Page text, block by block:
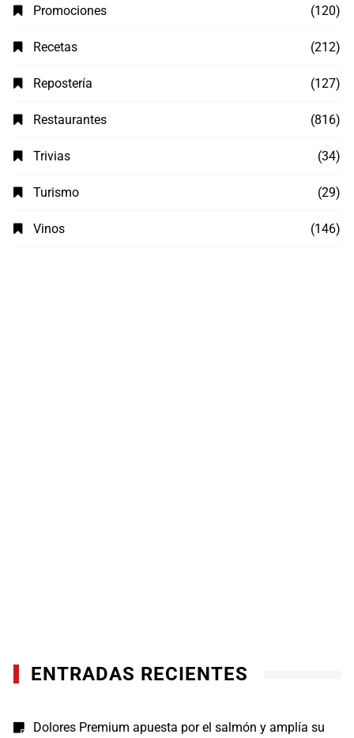
Promociones (120)
Recetas (212)
Repostería (127)
Restaurantes (816)
Trivias (34)
Turismo (29)
Vinos (146)
ENTRADAS RECIENTES
Dolores Premium apuesta por el salmón y amplía su